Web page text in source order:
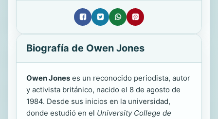
Biografía de Owen Jones
Owen Jones es un reconocido periodista, autor
y activista británico, nacido el 8 de agosto de
1984. Desde sus inicios en la universidad,
donde estudió en el University College de